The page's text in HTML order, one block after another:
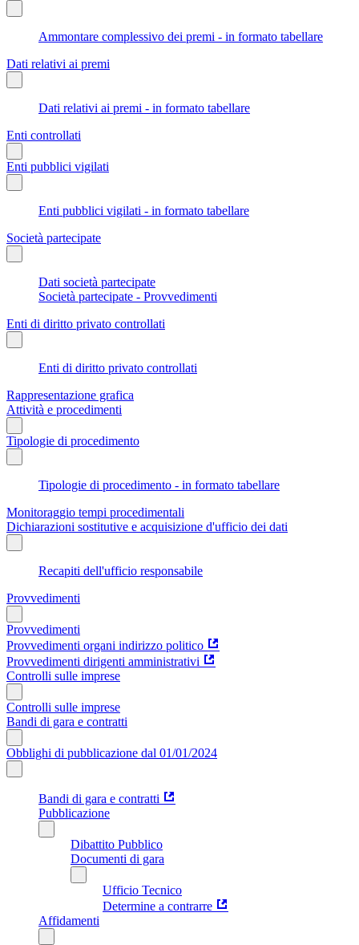
Ammontare complessivo dei premi - in formato tabellare
Dati relativi ai premi
Dati relativi ai premi - in formato tabellare
Enti controllati
Enti pubblici vigilati
Enti pubblici vigilati - in formato tabellare
Società partecipate
Dati società partecipate
Società partecipate - Provvedimenti
Enti di diritto privato controllati
Enti di diritto privato controllati
Rappresentazione grafica
Attività e procedimenti
Tipologie di procedimento
Tipologie di procedimento - in formato tabellare
Monitoraggio tempi procedimentali
Dichiarazioni sostitutive e acquisizione d'ufficio dei dati
Recapiti dell'ufficio responsabile
Provvedimenti
Provvedimenti
Provvedimenti organi indirizzo politico
Provvedimenti dirigenti amministrativi
Controlli sulle imprese
Controlli sulle imprese
Bandi di gara e contratti
Obblighi di pubblicazione dal 01/01/2024
Bandi di gara e contratti
Pubblicazione
Dibattito Pubblico
Documenti di gara
Ufficio Tecnico
Determine a contrarre
Affidamenti